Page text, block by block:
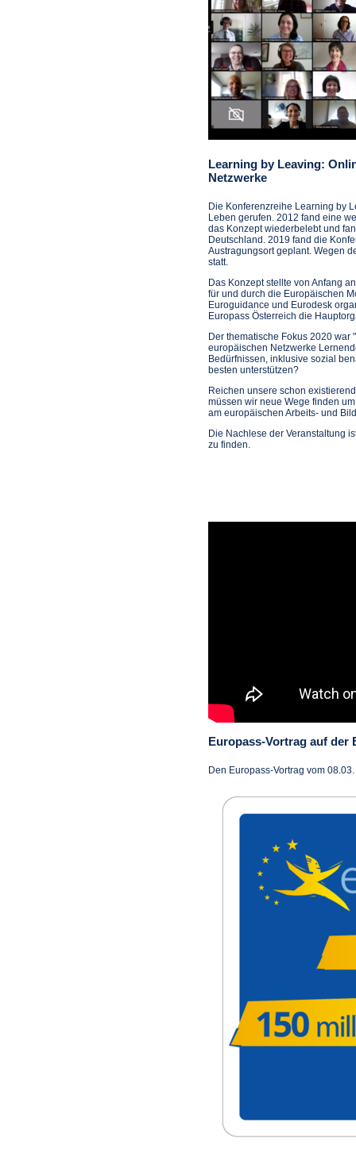
Learning by Leaving:
Netzwerke
Die Konferenzreihe Learning by
Leben gerufen. 2012 fand eine
das Konzept wiederbelebt und
Deutschland. 2019 fand die
Austragungsort geplant. Wegen
statt.
Das Konzept stellte von Anfang
für und durch die Europäischen
Euroguidance und Eurodesk
Europass Österreich die
Der thematische Fokus 2020
europäischen Netzwerke
Bedürfnissen, inklusive sozial
besten unterstützen?
Reichen unsere schon
müssen wir neue Wege finden
am europäischen Arbeits- und
Die Nachlese der Veranstaltung
zu finden.
Europass-Vortrag auf der
Den Europass-Vortrag vom